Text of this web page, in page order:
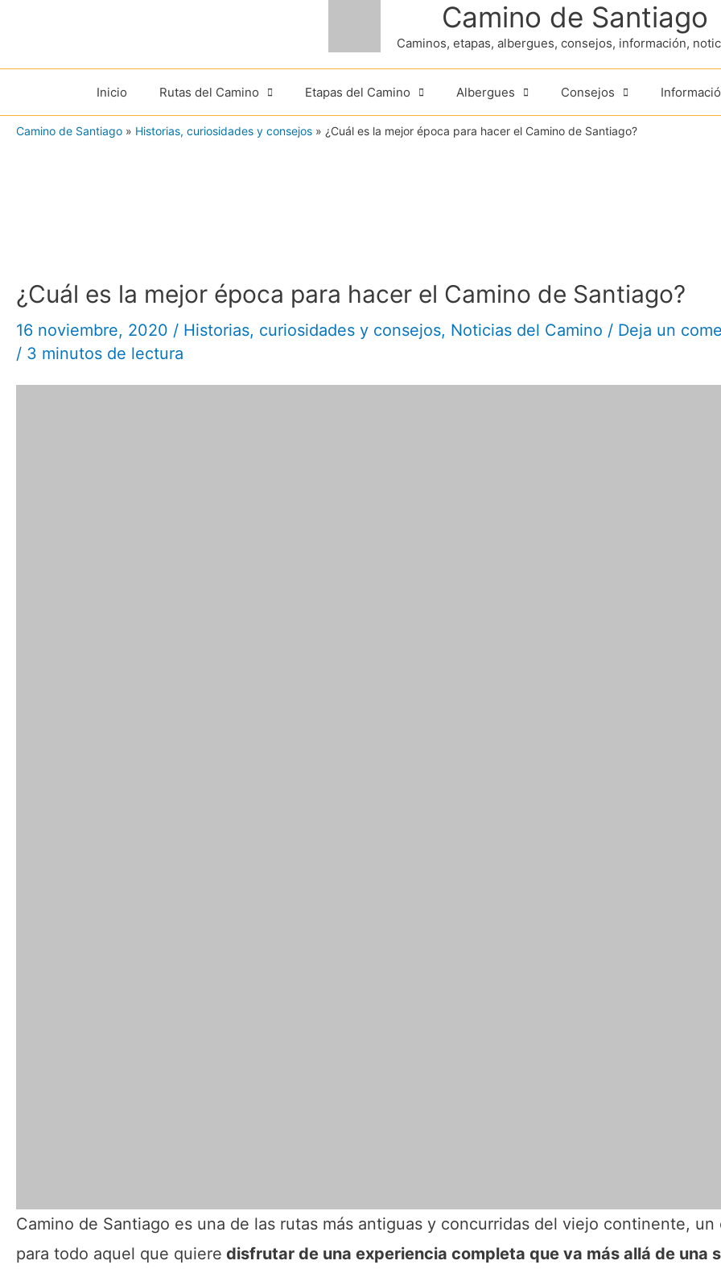
contenido
Camino de Santiago
Caminos, etapas, albergues, consejos, información,
Inicio Rutas del Camino Etapas del Camino Albergues Consejos
Camino de Santiago » Historias, curiosidades y consejos » ¿Cuál es la mejor época para hacer el Camino de Santiago?
¿Cuál es la mejor época para hacer el Camino de Santiago?
16 noviembre, 2020 / Historias, curiosidades y consejos, Noticias del Camino / Deja un
/ 3 minutos de lectura
Camino de Santiago es una de las rutas más antiguas y concurridas del viejo continente,
para todo aquel que quiere disfrutar de una experiencia completa que va más allá de una